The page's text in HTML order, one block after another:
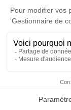
Faire-
Église
49640